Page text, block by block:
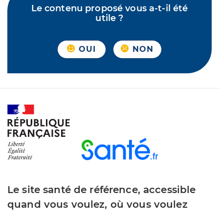
Le contenu proposé vous a-t-il été
utile ?
OUI NON
Le site santé de référence, accessible
quand vous voulez, où vous voulez